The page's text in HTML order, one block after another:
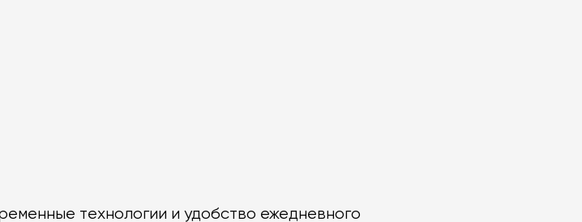
технологии и удобство ежедневного